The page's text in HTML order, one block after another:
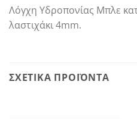
Λόγχη Υδροπονίας Μπλε
λαστιχάκι 4mm.
ΣΧΕΤΙΚΆ ΠΡΟΪΌΝΤΑ